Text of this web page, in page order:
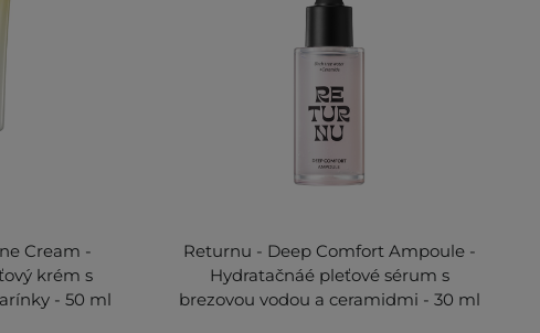
Cream -
krém s
- 50 ml
Returnu - Deep Comfort Ampoule -
Hydratačnáé pleťové sérum s
brezovou vodou a ceramidmi - 30 ml